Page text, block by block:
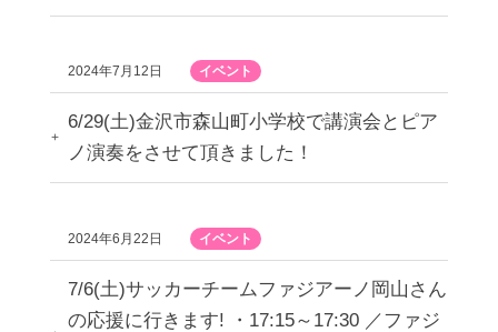
2024年7月12日 イベント
6/29(土)金沢市森山町小学校で講演会とピア
ノ演奏をさせて頂きました！
2024年6月22日 イベント
7/6(土)サッカーチームファジアーノ岡山さん
の応援に行きます! ・17:15～17:30 ／ファジ